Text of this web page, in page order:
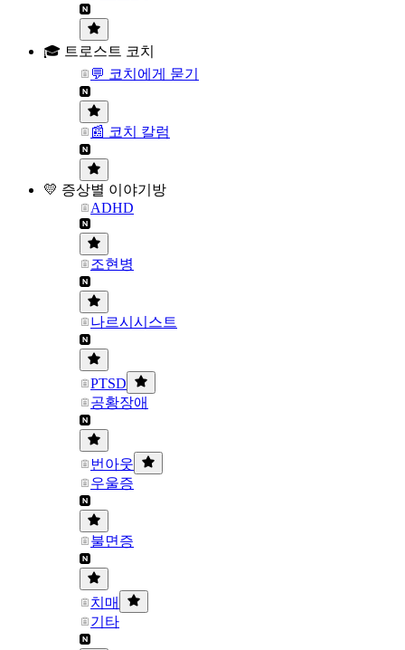
🎓 트로스트 코치
💬 코치에게 묻기
📰 코치 칼럼
💛 증상별 이야기방
ADHD
조현병
나르시시스트
PTSD
공황장애
번아웃
우울증
불면증
치매
기타